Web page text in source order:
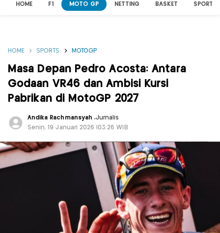
HOME F1 MOTO GP NETTING BASKET SPORT
HOME SPORTS MOTOGP
Masa Depan Pedro Acosta: Antara
Godaan VR46 dan Ambisi Kursi
Pabrikan di MotoGP 2027
Andika Rachmansyah ,Jurnalis
Senin, 19 Januari 2026 |03:26 WIB